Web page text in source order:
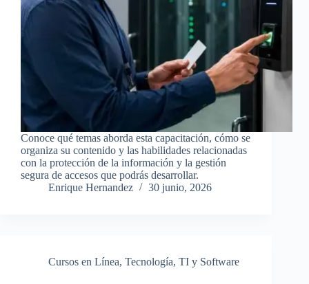
Conoce qué temas aborda esta capacitación, cómo se
organiza su contenido y las habilidades relacionadas
con la protección de la información y la gestión
segura de accesos que podrás desarrollar.
Enrique Hernandez
30 junio, 2026
Cursos en Línea, Tecnología, TI y Software